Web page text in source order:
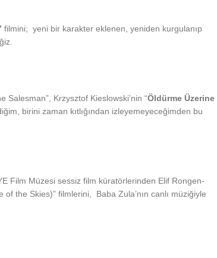
filmini; yeni bir karakter eklenen, yeniden kurgulanıp
Salesman”, Krzysztof Kieslowski’nin “Öldürme Üzerine
birini zaman kıtlığından izleyemeyeceğimden bu
Film Müzesi sessiz film küratörlerinden Elif Rongen-
the Skies)” filmlerini, Baba Zula’nın canlı müziğiyle